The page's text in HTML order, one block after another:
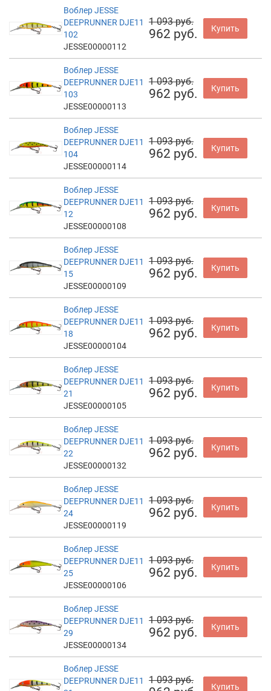
Воблер JESSE
DEEPRUNNER DJE11
102
JESSE00000112
1 093 руб.
962 руб. Купить
Воблер JESSE
DEEPRUNNER DJE11
103
JESSE00000113
1 093 руб.
962 руб. Купить
Воблер JESSE
DEEPRUNNER DJE11
104
JESSE00000114
1 093 руб.
962 руб. Купить
Воблер JESSE
DEEPRUNNER DJE11
12
JESSE00000108
1 093 руб.
962 руб. Купить
Воблер JESSE
DEEPRUNNER DJE11
15
JESSE00000109
1 093 руб.
962 руб. Купить
Воблер JESSE
DEEPRUNNER DJE11
18
JESSE00000104
1 093 руб.
962 руб. Купить
Воблер JESSE
DEEPRUNNER DJE11
21
JESSE00000105
1 093 руб.
962 руб. Купить
Воблер JESSE
DEEPRUNNER DJE11
22
JESSE00000132
1 093 руб.
962 руб. Купить
Воблер JESSE
DEEPRUNNER DJE11
24
JESSE00000119
1 093 руб.
962 руб. Купить
Воблер JESSE
DEEPRUNNER DJE11
25
JESSE00000106
1 093 руб.
962 руб. Купить
Воблер JESSE
DEEPRUNNER DJE11
29
JESSE00000134
1 093 руб.
962 руб. Купить
Воблер JESSE
DEEPRUNNER DJE11
1 093 руб.
Купить